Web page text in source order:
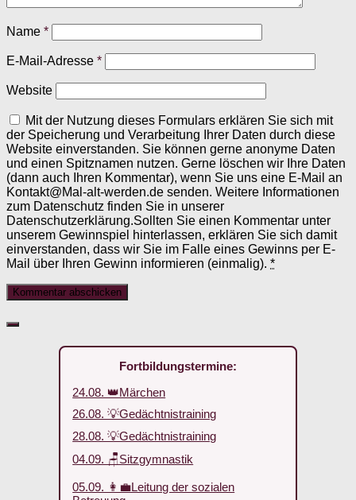
Name *
E-Mail-Adresse *
Website
Mit der Nutzung dieses Formulars erklären Sie sich mit
der Speicherung und Verarbeitung Ihrer Daten durch diese
Website einverstanden. Sie können gerne anonyme Daten
und einen Spitznamen nutzen. Gerne löschen wir Ihre Daten
(dann auch Ihren Kommentar), wenn Sie uns eine E-Mail an
Kontakt@Mal-alt-werden.de senden. Weitere Informationen
zum Datenschutz finden Sie in unserer
Datenschutzerklärung.Sollten Sie einen Kommentar unter
unserem Gewinnspiel hinterlassen, erklären Sie sich damit
einverstanden, dass wir Sie im Falle eines Gewinns per E-
Mail über Ihren Gewinn informieren (einmalig). *
Fortbildungstermine:
24.08. 👑Märchen
26.08. 💡Gedächtnistraining
28.08. 💡Gedächtnistraining
04.09. 🪑Sitzgymnastik
05.09. 👩‍💼Leitung der sozialen